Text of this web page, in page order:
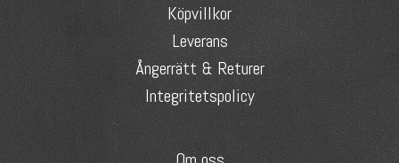
Köpvillkor
Leverans
Ångerrätt & Returer
Integritetspolicy